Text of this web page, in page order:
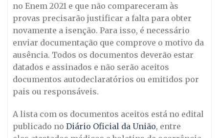
no Enem 2021 e que não compareceram às
provas precisarão justificar a falta para obter
novamente a isenção. Para isso, é necessário
enviar documentação que comprove o motivo da
ausência. Todos os documentos deverão estar
datados e assinados e não serão aceitos
documentos autodeclaratórios ou emitidos por
pais ou responsáveis.
A lista com os documentos aceitos está no edital
publicado no Diário Oficial da União, entre